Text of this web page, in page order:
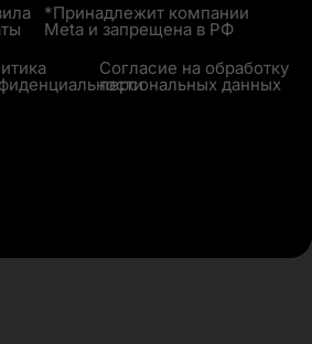
*Принадлежит компании
Meta и запрещена в РФ
Согласие на обработку
персональных данных